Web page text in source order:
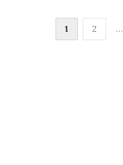
Навигация
1 2 …